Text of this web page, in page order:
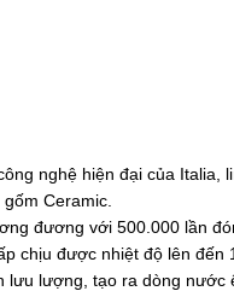
nghệ hiện đại của Italia,
Ceramic.
đương với 500.000 lần
chịu được nhiệt độ lên đến
lưu lượng, tạo ra dòng